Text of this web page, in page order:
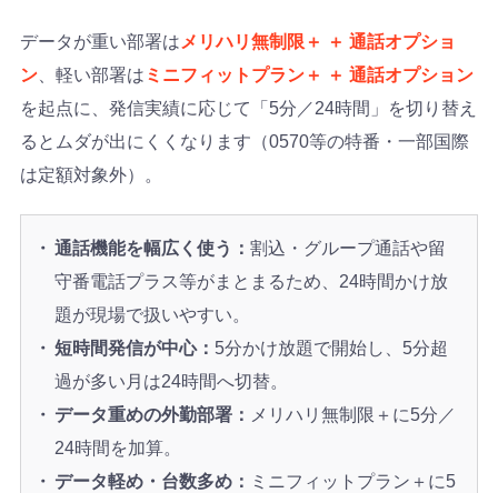
データが重い部署は メリハリ無制限＋ ＋ 通話オプショ
ン、軽い部署は ミニフィットプラン＋ ＋ 通話オプション
を起点に、発信実績に応じて「5分／24時間」を切り替え
るとムダが出にくくなります（0570等の特番・一部国際
は定額対象外）。
通話機能を幅広く使う： 割込・グループ通話や留
守番電話プラス等がまとまるため、24時間かけ放
題が現場で扱いやすい。
短時間発信が中心： 5分かけ放題で開始し、5分超
過が多い月は24時間へ切替。
データ重めの外勤部署： メリハリ無制限＋に5分／
24時間を加算。
データ軽め・台数多め： ミニフィットプラン＋に5